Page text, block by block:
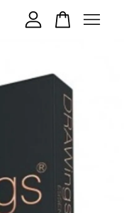
空的。